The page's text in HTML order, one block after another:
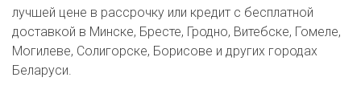
лучшей цене в рассрочку или кредит с бесплатной
доставкой в Минске, Бресте, Гродно, Витебске, Гомеле,
Могилеве, Солигорске, Борисове и других городах
Беларуси.